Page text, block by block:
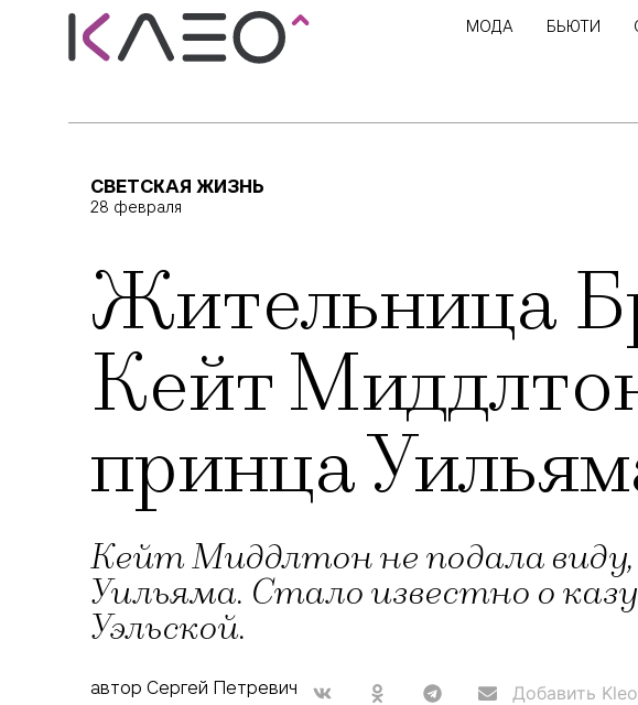
МОДА БЬЮТИ
СВЕТСКАЯ ЖИЗНЬ
28 февраля
Жительница
Кейт
принца
Кейт Миддлтон не подала
Уильяма. Стало известно о
Уэльской.
автор Сергей Петревич Добавить